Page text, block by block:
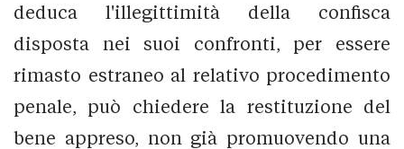
deduca l'illegittimità della confisca
disposta nei suoi confronti, per essere
rimasto estraneo al relativo procedimento
penale, può chiedere la restituzione del
bene appreso, non già promuovendo una